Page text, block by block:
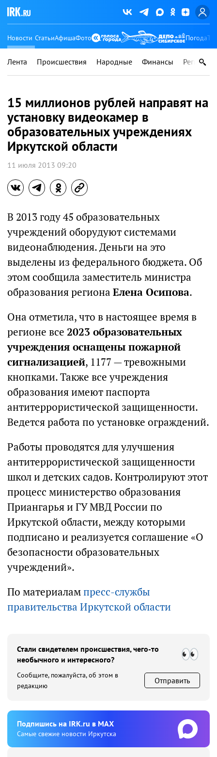
Новости СтатьиАфишаФото Погода
Лента Происшествия Народные Финансы Регионы
15 миллионов рублей направят на
установку видеокамер в
образовательных учреждениях
Иркутской области
11 июля 2013 09:20
В 2013 году 45 образовательных
учреждений оборудуют системами
видеонаблюдения. Деньги на это
выделены из федерального бюджета. Об
этом сообщила заместитель министра
образования региона Елена Осипова.
Она отметила, что в настоящее время в
регионе все 2023 образовательных
учреждения оснащены пожарной
сигнализацией, 1177 — тревожными
кнопками. Также все учреждения
образования имеют паспорта
антитеррористической защищенности.
Ведется работа по установке ограждений.
Работы проводятся для улучшения
антитеррористической защищенности
школ и детских садов. Контролируют этот
процесс министерство образования
Приангарья и ГУ МВД России по
Иркутской области, между которыми
подписано и реализуется соглашение «О
безопасности образовательных
учреждений».
По материалампресс-службы
правительства Иркутской области
Стали свидетелем происшествия, чего-то
необычного и интересного?
Сообщите, пожалуйста, об этом в
редакцию
Отправить
Подпишиcь на IRK.ru в MAX
Cамые свежие новости Иркутска